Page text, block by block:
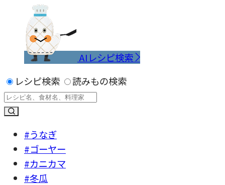
AIレシピ検索
レシピ検索
読みもの検索
#うなぎ
#ゴーヤー
#カニカマ
#冬瓜